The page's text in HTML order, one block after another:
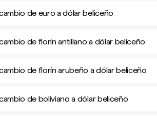
de euro a dólar beliceño
de florín antillano a dólar beliceño
de florín arubeño a dólar beliceño
de boliviano a dólar beliceño